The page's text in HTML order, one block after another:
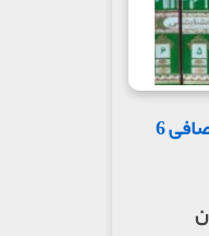
کتاب ترجمه تفسیر صافی 6